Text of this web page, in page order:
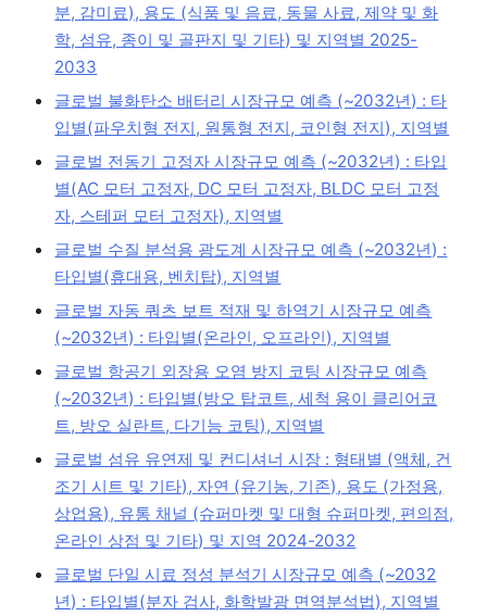
분, 감미료), 용도 (식품 및 음료, 동물 사료, 제약 및 화
학, 섬유, 종이 및 골판지 및 기타) 및 지역별 2025-
2033
글로벌 불화탄소 배터리 시장규모 예측 (~2032년) : 타
입별(파우치형 전지, 원통형 전지, 코인형 전지), 지역별
글로벌 전동기 고정자 시장규모 예측 (~2032년) : 타입
별(AC 모터 고정자, DC 모터 고정자, BLDC 모터 고정
자, 스테퍼 모터 고정자), 지역별
글로벌 수질 분석용 광도계 시장규모 예측 (~2032년) :
타입별(휴대용, 벤치탑), 지역별
글로벌 자동 쿼츠 보트 적재 및 하역기 시장규모 예측
(~2032년) : 타입별(온라인, 오프라인), 지역별
글로벌 항공기 외장용 오염 방지 코팅 시장규모 예측
(~2032년) : 타입별(방오 탑코트, 세척 용이 클리어코
트, 방오 실란트, 다기능 코팅), 지역별
글로벌 섬유 유연제 및 컨디셔너 시장 : 형태별 (액체, 건
조기 시트 및 기타), 자연 (유기농, 기존), 용도 (가정용,
상업용), 유통 채널 (슈퍼마켓 및 대형 슈퍼마켓, 편의점,
온라인 상점 및 기타) 및 지역 2024-2032
글로벌 단일 시료 정성 분석기 시장규모 예측 (~2032
년) : 타입별(분자 검사, 화학발광 면역분석법), 지역별